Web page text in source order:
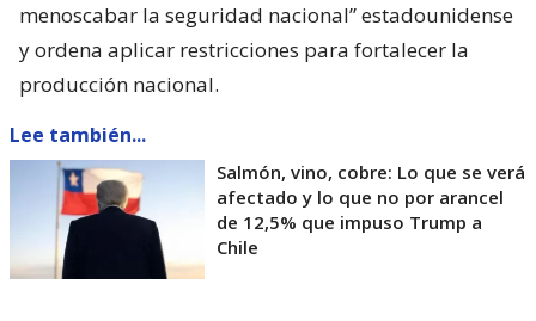
menoscabar la seguridad nacional” estadounidense
y ordena aplicar restricciones para fortalecer la
producción nacional.
Lee también...
Salmón, vino, cobre: Lo que se verá
afectado y lo que no por arancel
de 12,5% que impuso Trump a
Chile